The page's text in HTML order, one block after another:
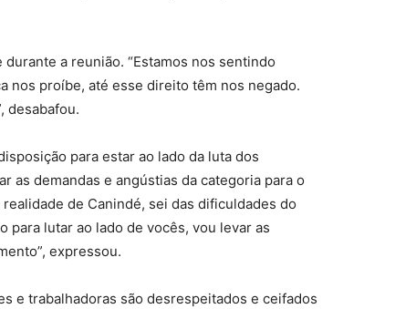
a reunião. “Estamos nos sentindo
nos proíbe, até esse direito têm nos negado.
desabafou.
para estar ao lado da luta dos
as demandas e angústias da categoria para o
de Canindé, sei das dificuldades do
para lutar ao lado de vocês, vou levar as
expressou.
e trabalhadoras são desrespeitados e ceifados